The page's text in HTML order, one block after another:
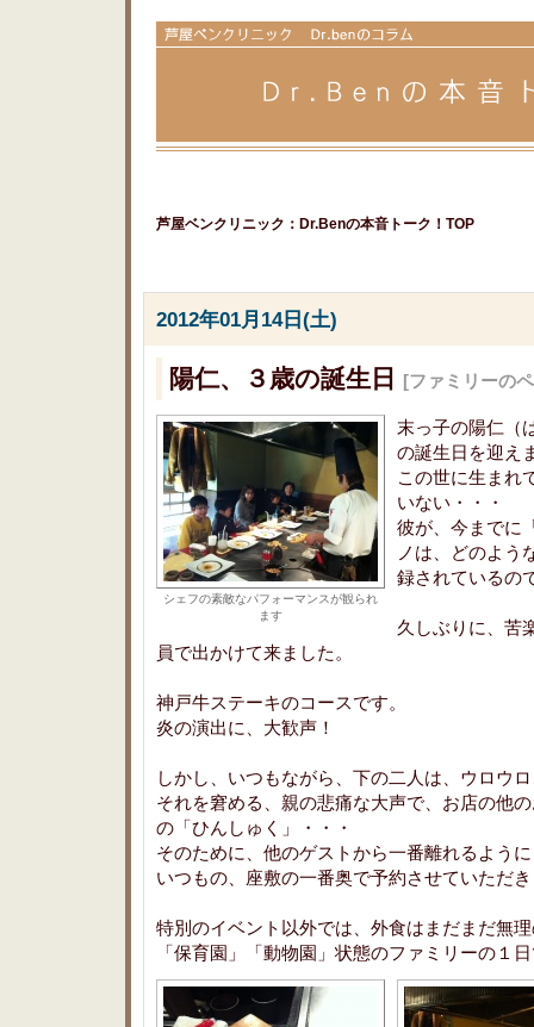
芦屋ベンクリニック：Dr.Benの本音トーク！TOP
2012年01月14日(土)
陽仁、３歳の誕生日 [ファミリーの
シェフの素敵なパフォーマンスが観られ
ます
末っ子の陽仁（
の誕生日を迎え
この世に生まれ
いない・・・
彼が、今までに
ノは、どのよう
録されているの
久しぶりに、苦
員で出かけて来ました。
神戸牛ステーキのコースです。
炎の演出に、大歓声！
しかし、いつもながら、下の二人は、ウロウ
それを窘める、親の悲痛な大声で、お店の他
の「ひんしゅく」・・・
そのために、他のゲストから一番離れるように
いつもの、座敷の一番奥で予約させていただ
特別のイベント以外では、外食はまだまだ無
「保育園」「動物園」状態のファミリーの１